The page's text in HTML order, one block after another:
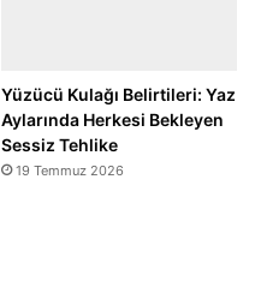
Yüzücü Kulağı Belirtileri: Yaz
Aylarında Herkesi Bekleyen
Sessiz Tehlike
19 Temmuz 2026